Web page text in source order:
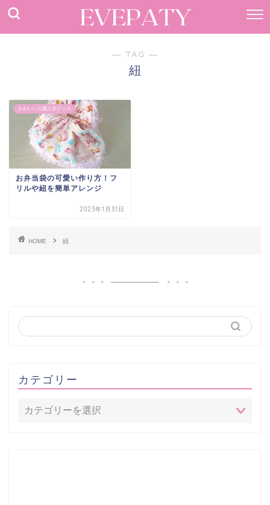
― TAG ―
紐
かわいい入園入学グッズ
お弁当袋の可愛い作り方！フ
リルや紐を簡単アレンジ
2023年1月31日
HOME 紐
カテゴリー